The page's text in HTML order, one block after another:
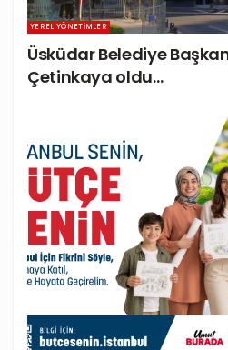
YEREL YÖNETIMLER
Üsküdar Belediye
Çetinkaya oldu…